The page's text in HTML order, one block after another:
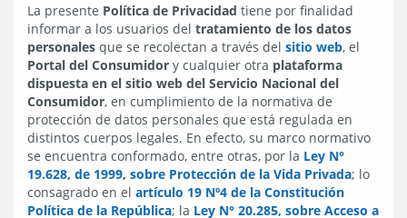
La presente Política de Privacidad tiene por finalidad
informar a los usuarios del tratamiento de los datos
personales que se recolectan a través del sitio web, el
Portal del Consumidor y cualquier otra plataforma
dispuesta en el sitio web del Servicio Nacional del
Consumidor, en cumplimiento de la normativa de
protección de datos personales que está regulada en
distintos cuerpos legales. En efecto, su marco normativo
se encuentra conformado, entre otras, por la Ley N°
19.628, de 1999, sobre Protección de la Vida Privada; lo
consagrado en el artículo 19 Nº4 de la Constitución
Política de la República; la Ley N° 20.285, sobre Acceso a